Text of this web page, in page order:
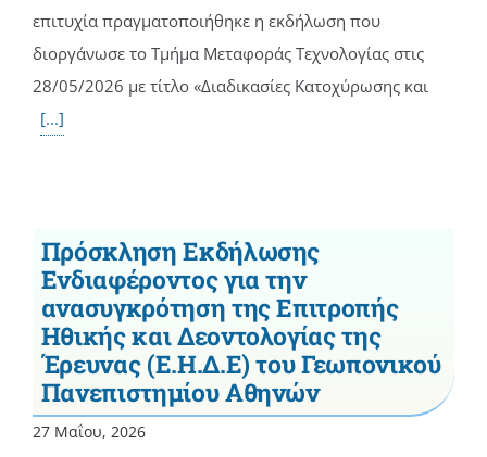
επιτυχία πραγματοποιήθηκε η εκδήλωση που
διοργάνωσε το Τμήμα Μεταφοράς Τεχνολογίας στις
28/05/2026 με τίτλο «Διαδικασίες Κατοχύρωσης και
[...]
Πρόσκληση Εκδήλωσης
Ενδιαφέροντος για την
ανασυγκρότηση της Επιτροπής
Ηθικής και Δεοντολογίας της
Έρευνας (Ε.Η.Δ.Ε) του Γεωπονικού
Πανεπιστημίου Αθηνών
27 Μαΐου, 2026